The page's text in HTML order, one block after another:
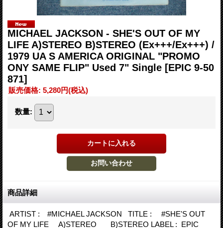
MICHAEL JACKSON - SHE'S OUT OF MY
LIFE A)STEREO B)STEREO (Ex+++/Ex+++) /
1979 UA S AMERICA ORIGINAL "PROMO
ONY SAME FLIP" Used 7" Single [EPIC 9-50
871]
販売価格: 5,280円(税込)
数量:
商品詳細
ARTIST : #MICHAEL JACKSON TITLE : #SHE'S OUT
OF MY LIFE A)STEREO B)STEREO LABEL : EPIC